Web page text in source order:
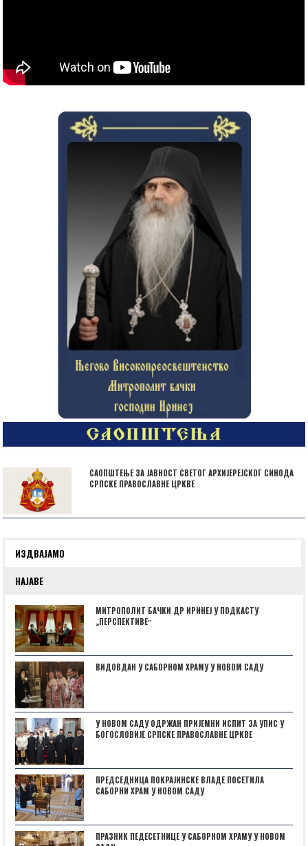
САОПШТЕЊЕ ЗА ЈАВНОСТ СВЕТОГ АРХИЈЕРЕЈСКОГ СИНОДА
СРПСКЕ ПРАВОСЛАВНЕ ЦРКВЕ
ИЗДВАЈАМО
НАЈАВЕ
МИТРОПОЛИТ БАЧКИ ДР ИРИНЕЈ У ПОДКАСТУ
„ПЕРСПЕКТИВЕˮ
ВИДОВДАН У САБОРНОМ ХРАМУ У НОВОМ САДУ
У НОВОМ САДУ ОДРЖАН ПРИЈЕМНИ ИСПИТ ЗА УПИС У
БОГОСЛОВИЈЕ СРПСКЕ ПРАВОСЛАВНЕ ЦРКВЕ
ПРЕДСЕДНИЦА ПОКРАЈИНСКЕ ВЛАДЕ ПОСЕТИЛА
САБОРНИ ХРАМ У НОВОМ САДУ
ПРАЗНИК ПЕДЕСЕТНИЦЕ У САБОРНОМ ХРАМУ У НОВОМ